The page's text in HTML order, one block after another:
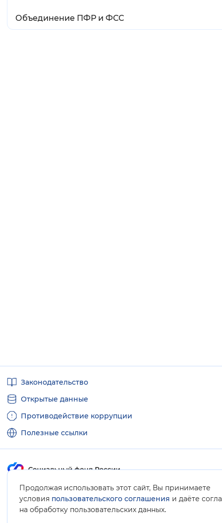
Объединение ПФР и ФСС
Продолжая использовать этот сайт, Вы принимаете
условия пользовательского соглашения и даёте
на обработку пользовательских данных.
ссылкиЗаконодательство
Открытые данные
Противодействие коррупции
Полезные ссылки
Карта сайта